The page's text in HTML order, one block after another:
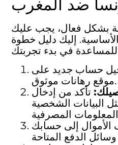
ضد المغرب
بشكل فعال، يجب عليك
إليك دليل خطوة
حساب جديد على
موقع رهانات موثوق.
تأكد من إدخال
البيانات الشخصية
إلى حسابك